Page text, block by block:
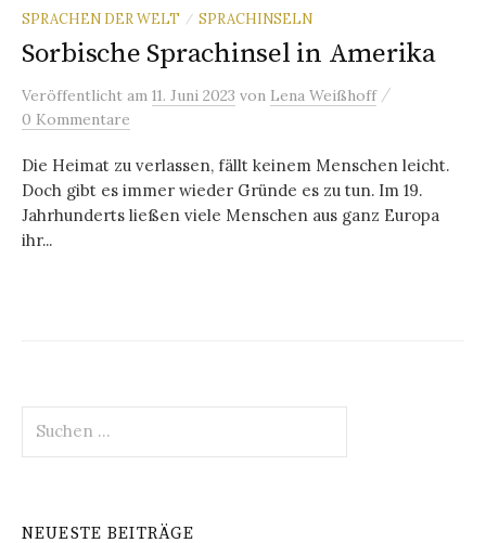
SPRACHEN DER WELT / SPRACHINSELN
Sorbische Sprachinsel in Amerika
Veröffentlicht am 11. Juni 2023 von Lena Weißhoff /
0 Kommentare
Die Heimat zu verlassen, fällt keinem Menschen leicht.
Doch gibt es immer wieder Gründe es zu tun. Im 19.
Jahrhunderts ließen viele Menschen aus ganz Europa
ihr...
nach:
NEUESTE BEITRÄGE